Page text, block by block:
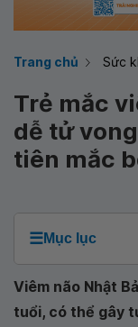
Trang chủ Sức
Trẻ mắc
dễ tử
tiên mắc
☰Mục lục
Viêm não Nhật
tuổi, có thể gây